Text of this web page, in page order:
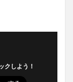
クしよう！